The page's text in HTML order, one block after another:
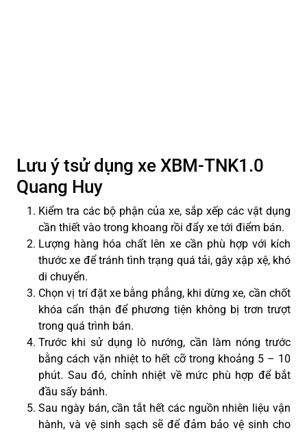
Lưu ý tsử dụng xe XBM-TNK1.0
Quang Huy
Kiểm tra các bộ phận của xe, sắp xếp các vật dụng
cần thiết vào trong khoang rồi đẩy xe tới điểm bán.
Lượng hàng hóa chất lên xe cần phù hợp với kích
thước xe để tránh tình trạng quá tải, gây xập xệ, khó
di chuyển.
Chọn vị trí đặt xe bằng phẳng, khi dừng xe, cần chốt
khóa cẩn thận để phương tiện không bị trơn trượt
trong quá trình bán.
Trước khi sử dụng lò nướng, cần làm nóng trước
bằng cách vặn nhiệt to hết cỡ trong khoảng 5 – 10
phút. Sau đó, chỉnh nhiệt về mức phù hợp để bắt
đầu sấy bánh.
Sau ngày bán, cần tắt hết các nguồn nhiên liệu vận
hành, và vệ sinh sạch sẽ để đảm bảo vệ sinh cho